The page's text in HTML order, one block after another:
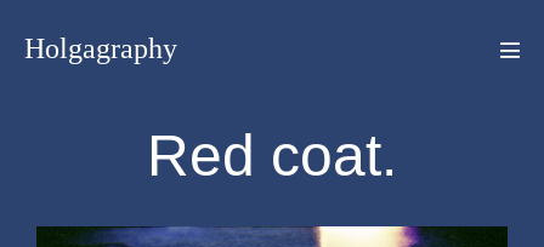
Holgagraphy
Red coat.